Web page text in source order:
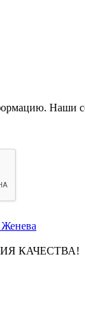
Наши
КАЧЕСТВА!